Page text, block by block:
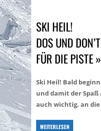
SKI HEIL!
DOS UND
FÜR DIE PISTE »
Ski Heil! Bald
und damit der Spaß
auch wichtig, an
WEITERLESEN